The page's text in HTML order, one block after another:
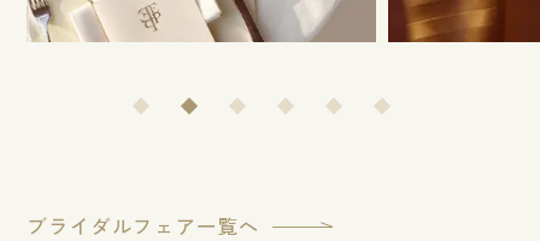
ブライダルフェア一覧へ